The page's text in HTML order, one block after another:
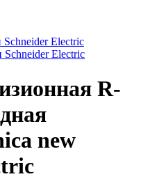
Electric
Schneider Electric
R-
new